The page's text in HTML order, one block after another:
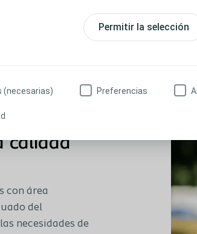
Permitir la selección
(necesarias) Preferencias
calidad
con área
del
necesidades de